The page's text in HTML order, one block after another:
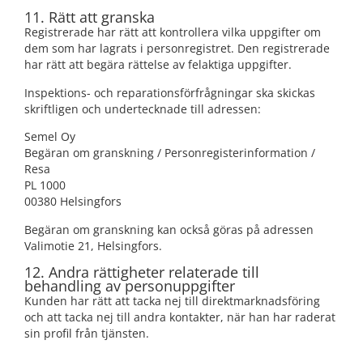
11. Rätt att granska
Registrerade har rätt att kontrollera vilka uppgifter om
dem som har lagrats i personregistret. Den registrerade
har rätt att begära rättelse av felaktiga uppgifter.
Inspektions- och reparationsförfrågningar ska skickas
skriftligen och undertecknade till adressen:
Semel Oy
Begäran om granskning / Personregisterinformation /
Resa
PL 1000
00380 Helsingfors
Begäran om granskning kan också göras på adressen
Valimotie 21, Helsingfors.
12. Andra rättigheter relaterade till
behandling av personuppgifter
Kunden har rätt att tacka nej till direktmarknadsföring
och att tacka nej till andra kontakter, när han har raderat
sin profil från tjänsten.